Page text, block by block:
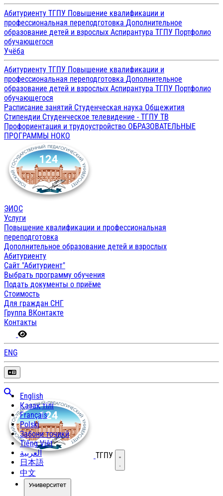
Абитуриенту ТГПУ Повышение квалификации и
профессиональная переподготовка Дополнительное
образование детей и взрослых Аспирантура ТГПУ Портфолио
обучающегося
Учёба
Абитуриенту ТГПУ Повышение квалификации и
профессиональная переподготовка Дополнительное
образование детей и взрослых Аспирантура ТГПУ Портфолио
обучающегося
Расписание занятий Студенческая наука Общежития
Стипендии Студенческое телевидение - ТГПУ ТВ
Профориентация и трудоустройство ОБРАЗОВАТЕЛЬНЫЕ
ПРОГРАММЫ НОКО
ЭИОС
Услуги
Повышение квалификации и профессиональная
переподготовка
Дополнительное образование детей и взрослых
Абитуриенту
Сайт "Абитуриент"
Выбрать программу обучения
Подать документы о приёме
Стоимость
Для граждан СНГ
Группа ВКонтакте
Контакты
ENG
English
Қазақ тілі
Français
Polski
Забони тоҷикӣ
Tiếng Việt
العربية
日本語
中文
ТГПУ Открыть меню
Университет